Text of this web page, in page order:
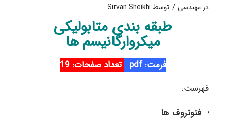
در مهندسی / توسط Sirvan Sheikhi
طبقه بندی متابولیکی
میکروارگانیسم ها
فرمت: pdf
تعداد صفحات: 19
فهرست:
فتوتروف ها